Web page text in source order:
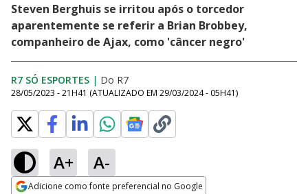
Steven Berghuis se irritou após o torcedor
aparentemente se referir a Brian Brobbey,
companheiro de Ajax, como 'câncer negro'
R7 SÓ ESPORTES | Do R7
28/05/2023 - 21H41 (ATUALIZADO EM 29/03/2024 - 05H41)
A+ A-
Adicione como fonte preferencial no Google